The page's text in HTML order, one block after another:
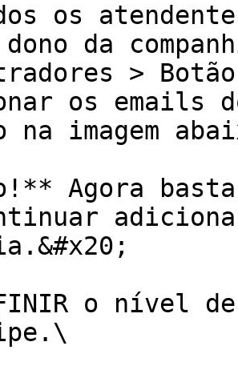
os
da
>
os emails
na imagem
Agora
o nível de